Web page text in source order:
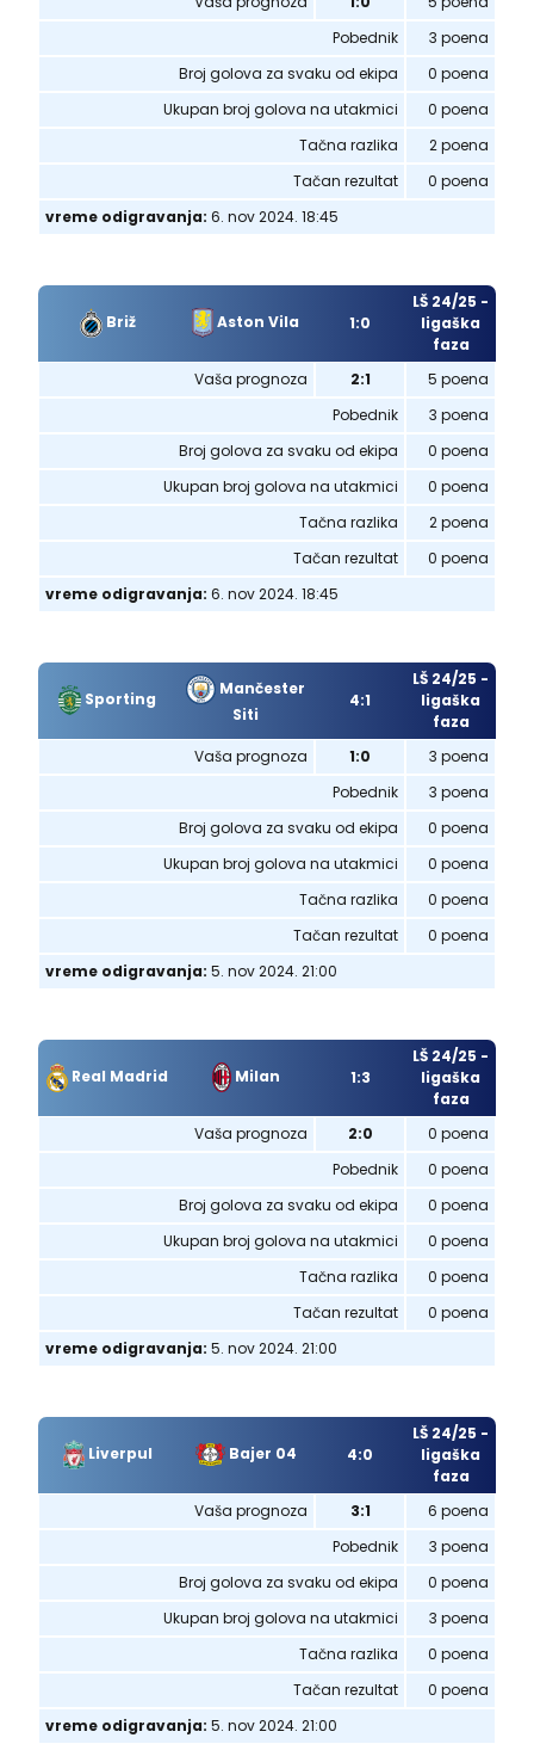
Pobednik
3 poena
Broj golova za svaku od ekipa
0 poena
Ukupan broj golova na utakmici
0 poena
Tačna razlika
2 poena
Tačan rezultat
0 poena
vreme odigravanja: 6. nov 2024. 18:45
Briž Aston Vila 1:0
LŠ 24/25 -
ligaška
faza
Vaša prognoza
2:1
5 poena
Pobednik
3 poena
Broj golova za svaku od ekipa
0 poena
Ukupan broj golova na utakmici
0 poena
Tačna razlika
2 poena
Tačan rezultat
0 poena
vreme odigravanja: 6. nov 2024. 18:45
Sporting
Mančester
Siti
4:1
LŠ 24/25 -
ligaška
faza
Vaša prognoza
1:0
3 poena
Pobednik
3 poena
Broj golova za svaku od ekipa
0 poena
Ukupan broj golova na utakmici
0 poena
Tačna razlika
0 poena
Tačan rezultat
0 poena
vreme odigravanja: 5. nov 2024. 21:00
Real Madrid Milan 1:3
LŠ 24/25 -
ligaška
faza
Vaša prognoza
2:0
0 poena
Pobednik
0 poena
Broj golova za svaku od ekipa
0 poena
Ukupan broj golova na utakmici
0 poena
Tačna razlika
0 poena
Tačan rezultat
0 poena
vreme odigravanja: 5. nov 2024. 21:00
Liverpul Bajer 04 4:0
LŠ 24/25 -
ligaška
faza
Vaša prognoza
3:1
6 poena
Pobednik
3 poena
Broj golova za svaku od ekipa
0 poena
Ukupan broj golova na utakmici
3 poena
Tačna razlika
0 poena
Tačan rezultat
0 poena
vreme odigravanja: 5. nov 2024. 21:00